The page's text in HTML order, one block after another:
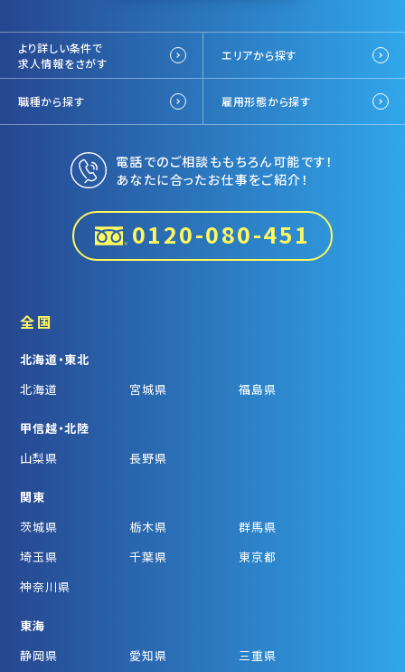
より詳しい条件で
求人情報をさがす
エリアから探す
職種から探す 雇用形態から探す
電話でのご相談ももちろん可能です！
あなたに合ったお仕事をご紹介！
0120-080-451
全国
北海道・東北
北海道
宮城県 福島県
甲信越・北陸
山梨県
長野県
関東
茨城県
栃木県
群馬県
埼玉県
千葉県
東京都
神奈川県
東海
静岡県
愛知県 三重県